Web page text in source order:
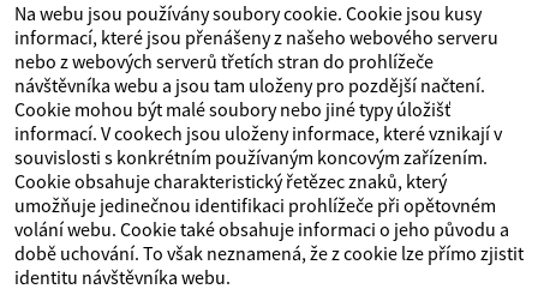
Na webu jsou používány soubory cookie. Cookie jsou kusy
informací, které jsou přenášeny z našeho webového serveru
nebo z webových serverů třetích stran do prohlížeče
návštěvníka webu a jsou tam uloženy pro pozdější načtení.
Cookie mohou být malé soubory nebo jiné typy úložišť
informací. V cookech jsou uloženy informace, které vznikají v
souvislosti s konkrétním používaným koncovým zařízením.
Cookie obsahuje charakteristický řetězec znaků, který
umožňuje jedinečnou identifikaci prohlížeče při opětovném
volání webu. Cookie také obsahuje informaci o jeho původu a
době uchování. To však neznamená, že z cookie lze přímo zjistit
identitu návštěvníka webu.